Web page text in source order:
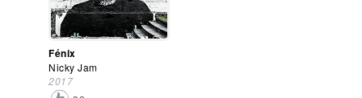
Fénix
Nicky Jam
2017